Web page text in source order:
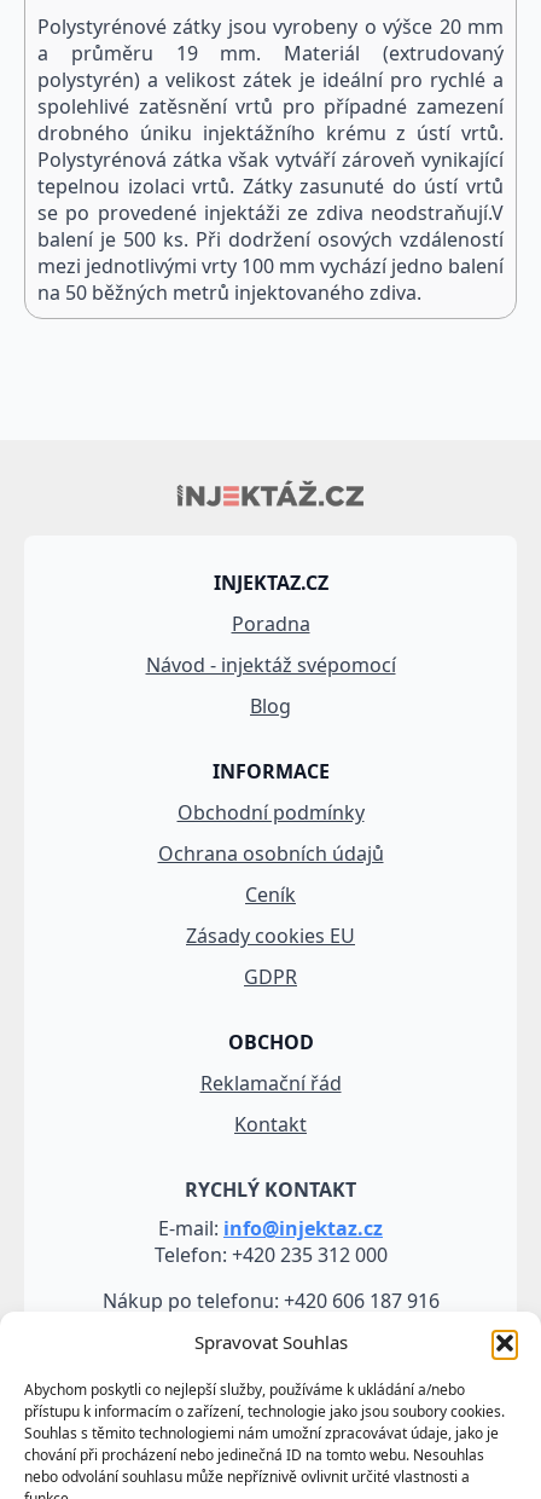
Spravovat Souhlas
Abychom poskytli co nejlepší služby, používáme k ukládání a/nebo
přístupu k informacím o zařízení, technologie jako jsou soubory cookies.
Souhlas s těmito technologiemi nám umožní zpracovávat údaje, jako je
chování při procházení nebo jedinečná ID na tomto webu. Nesouhlas
nebo odvolání souhlasu může nepříznivě ovlivnit určité vlastnosti a
Polystyrénové zátky jsou vyrobeny o výšce 20 mm
a průměru 19 mm. Materiál (extrudovaný
polystyrén) a velikost zátek je ideální pro rychlé a
spolehlivé zatěsnění vrtů pro případné zamezení
drobného úniku injektážního krému z ústí vrtů.
Polystyrénová zátka však vytváří zároveň vynikající
tepelnou izolaci vrtů. Zátky zasunuté do ústí vrtů
se po provedené injektáži ze zdiva neodstraňují.V
balení je 500 ks. Při dodržení osových vzdáleností
mezi jednotlivými vrty 100 mm vychází jedno balení
na 50 běžných metrů injektovaného zdiva.
INJEKTAZ.CZ
Poradna
Návod - injektáž svépomocí
Blog
INFORMACE
Obchodní podmínky
Ochrana osobních údajů
Ceník
Zásady cookies EU
GDPR
OBCHOD
Reklamační řád
Kontakt
RYCHLÝ KONTAKT
E-mail: info@injektaz.cz
Telefon: +420 235 312 000
Nákup po telefonu: +420 606 187 916